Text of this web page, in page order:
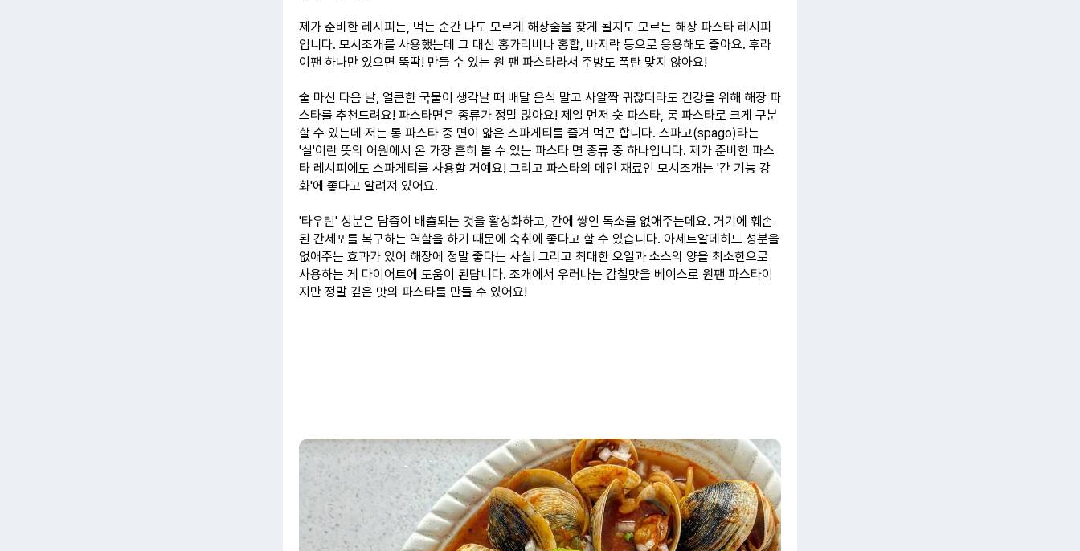
제가 준비한 레시피는, 먹는 순간 나도 모르게 해장술을 찾게 될지도 모르는 해장 파스타 레시피
입니다. 모시조개를 사용했는데 그 대신 홍가리비나 홍합, 바지락 등으로 응용해도 좋아요. 후라
이팬 하나만 있으면 뚝딱! 만들 수 있는 원 팬 파스타라서 주방도 폭탄 맞지 않아요!
술 마신 다음 날, 얼큰한 국물이 생각날 때 배달 음식 말고 사알짝 귀찮더라도 건강을 위해 해장 파
스타를 추천드려요! 파스타면은 종류가 정말 많아요! 제일 먼저 숏 파스타, 롱 파스타로 크게 구분
할 수 있는데 저는 롱 파스타 중 면이 얇은 스파게티를 즐겨 먹곤 합니다. 스파고(spago)라는
'실'이란 뜻의 어원에서 온 가장 흔히 볼 수 있는 파스타 면 종류 중 하나입니다. 제가 준비한 파스
타 레시피에도 스파게티를 사용할 거예요! 그리고 파스타의 메인 재료인 모시조개는 '간 기능 강
화'에 좋다고 알려져 있어요.
'타우린' 성분은 담즙이 배출되는 것을 활성화하고, 간에 쌓인 독소를 없애주는데요. 거기에 훼손
된 간세포를 복구하는 역할을 하기 때문에 숙취에 좋다고 할 수 있습니다. 아세트알데히드 성분을
없애주는 효과가 있어 해장에 정말 좋다는 사실! 그리고 최대한 오일과 소스의 양을 최소한으로
사용하는 게 다이어트에 도움이 된답니다. 조개에서 우러나는 감칠맛을 베이스로 원팬 파스타이
지만 정말 깊은 맛의 파스타를 만들 수 있어요!